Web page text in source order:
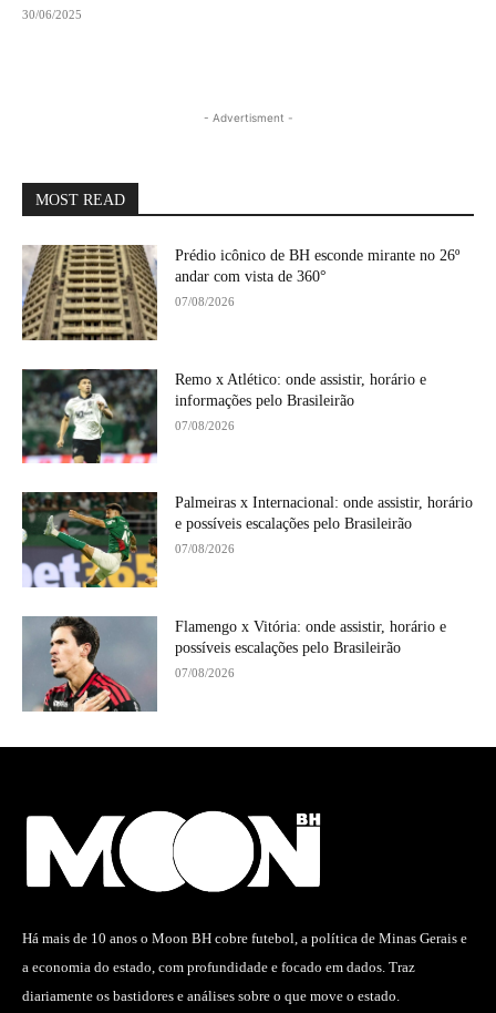
30/06/2025
- Advertisment -
MOST READ
Prédio icônico de BH esconde mirante no 26º
andar com vista de 360°
07/08/2026
Remo x Atlético: onde assistir, horário e
informações pelo Brasileirão
07/08/2026
Palmeiras x Internacional: onde assistir, horário
e possíveis escalações pelo Brasileirão
07/08/2026
Flamengo x Vitória: onde assistir, horário e
possíveis escalações pelo Brasileirão
07/08/2026
Há mais de 10 anos o Moon BH cobre futebol, a política de Minas Gerais e
a economia do estado, com profundidade e focado em dados. Traz
diariamente os bastidores e análises sobre o que move o estado.